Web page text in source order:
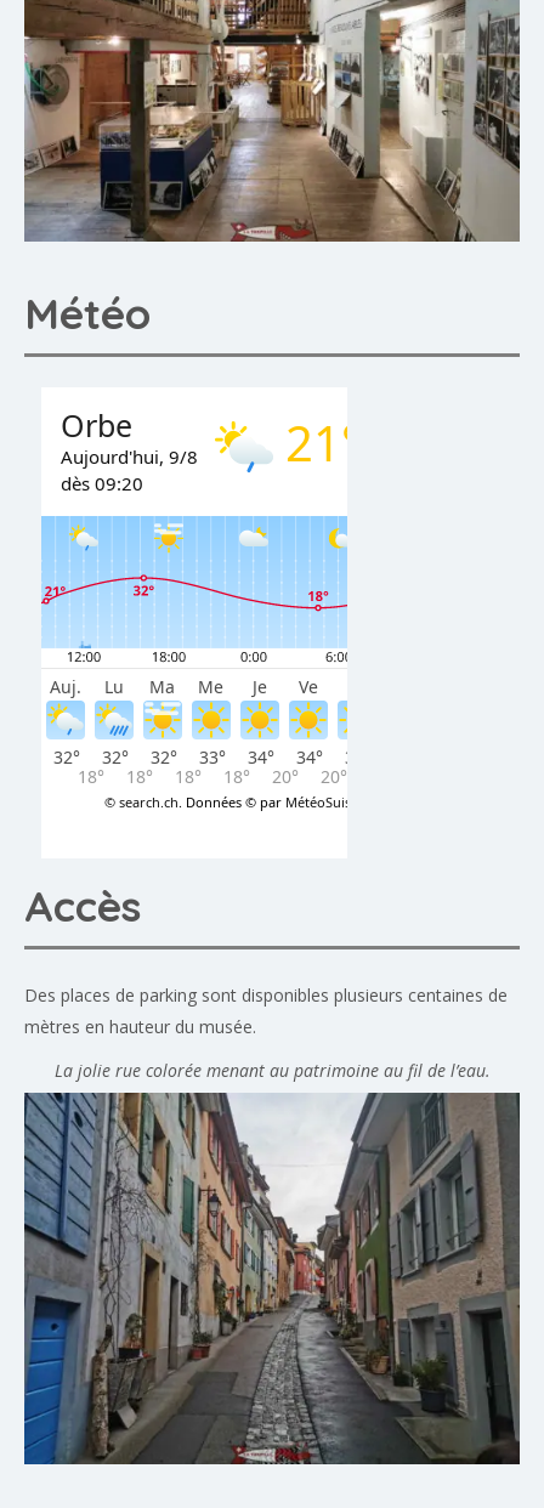
Météo
Accès
Des places de parking sont disponibles plusieurs centaines de
mètres en hauteur du musée.
La jolie rue colorée menant au patrimoine au fil de l’eau.